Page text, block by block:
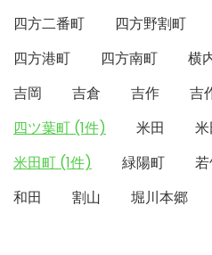
四方二番町
四方野割町
四方港町
四方南町 横
吉岡
吉倉 吉作 吉
四ツ葉町 (1件)
米田
米田町 (1件)
緑陽町
和田
割山 堀川本郷